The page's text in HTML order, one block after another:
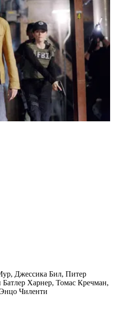
Джессика Бил, Питер
Харнер, Томас Кречман,
Чиленти